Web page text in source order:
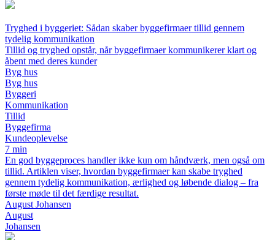
Tryghed i byggeriet: Sådan skaber byggefirmaer tillid gennem
tydelig kommunikation
Tillid og tryghed opstår, når byggefirmaer kommunikerer klart og
åbent med deres kunder
Byg hus
Byg hus
Byggeri
Kommunikation
Tillid
Byggefirma
Kundeoplevelse
7 min
En god byggeproces handler ikke kun om håndværk, men også om
tillid. Artiklen viser, hvordan byggefirmaer kan skabe tryghed
gennem tydelig kommunikation, ærlighed og løbende dialog – fra
første møde til det færdige resultat.
August Johansen
August
Johansen